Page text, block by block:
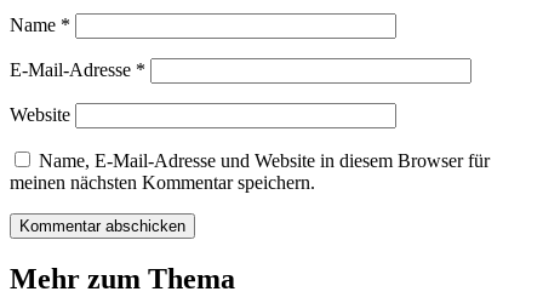
Name *
E-Mail-Adresse *
Website
Name, E-Mail-Adresse und Website in diesem Browser für
meinen nächsten Kommentar speichern.
Mehr zum Thema